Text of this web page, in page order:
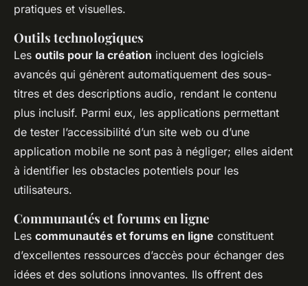
pratiques et visuelles.
Outils technologiques
Les outils pour la création incluent des logiciels
avancés qui génèrent automatiquement des sous-
titres et des descriptions audio, rendant le contenu
plus inclusif. Parmi eux, les applications permettant
de tester l’accessibilité d’un site web ou d’une
application mobile ne sont pas à négliger; elles aident
à identifier les obstacles potentiels pour les
utilisateurs.
Communautés et forums en ligne
Les communautés et forums en ligne constituent
d’excellentes ressources d’accès pour échanger des
idées et des solutions innovantes. Ils offrent des